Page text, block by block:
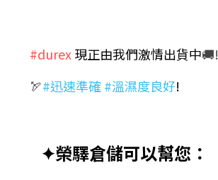
#durex 現正由我們激情出貨中🚚!
🏹#迅速準確 #溫濕度良好!
✦榮驛倉儲可以幫您：